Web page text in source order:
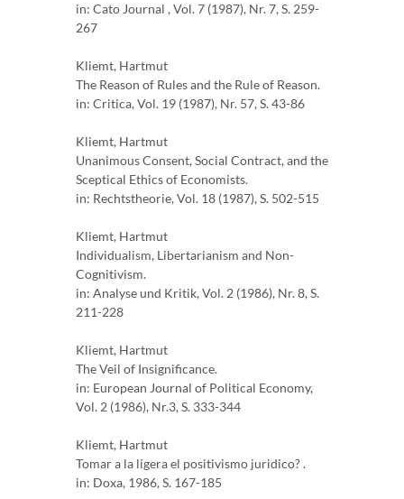
in: Cato Journal , Vol. 7 (1987), Nr. 7, S. 259-
267
Kliemt, Hartmut
The Reason of Rules and the Rule of Reason.
in: Critica, Vol. 19 (1987), Nr. 57, S. 43-86
Kliemt, Hartmut
Unanimous Consent, Social Contract, and the
Sceptical Ethics of Economists.
in: Rechtstheorie, Vol. 18 (1987), S. 502-515
Kliemt, Hartmut
Individualism, Libertarianism and Non-
Cognitivism.
in: Analyse und Kritik, Vol. 2 (1986), Nr. 8, S.
211-228
Kliemt, Hartmut
The Veil of Insignificance.
in: European Journal of Political Economy,
Vol. 2 (1986), Nr.3, S. 333-344
Kliemt, Hartmut
Tomar a la ligera el positivismo juridico? .
in: Doxa, 1986, S. 167-185